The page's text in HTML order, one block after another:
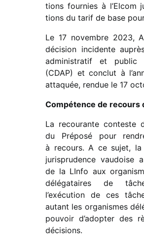
tions four­nies à l’Elcom
tions du tarif de base
Le 17 novembre 2023,
déci­sion inci­dente
admi­nis­tra­tif et public
(CDAP) et conclut à
atta­quée, rendue le 17
Compétence de recours
La recou­rante conteste
du Préposé pour
à recours. A ce sujet, la
juris­pru­dence vaudoise
de la LInfo aux
délé­ga­taires de
l’exécution de ces
autant les orga­nismes
pouvoir d’adopter des
décisions.